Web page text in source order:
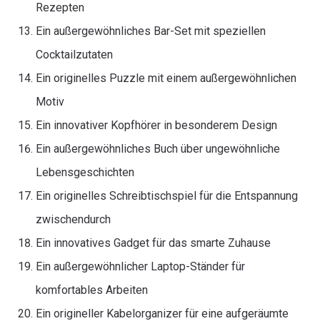
Rezepten
Ein außergewöhnliches Bar-Set mit speziellen
Cocktailzutaten
Ein originelles Puzzle mit einem außergewöhnlichen
Motiv
Ein innovativer Kopfhörer in besonderem Design
Ein außergewöhnliches Buch über ungewöhnliche
Lebensgeschichten
Ein originelles Schreibtischspiel für die Entspannung
zwischendurch
Ein innovatives Gadget für das smarte Zuhause
Ein außergewöhnlicher Laptop-Ständer für
komfortables Arbeiten
Ein origineller Kabelorganizer für eine aufgeräumte